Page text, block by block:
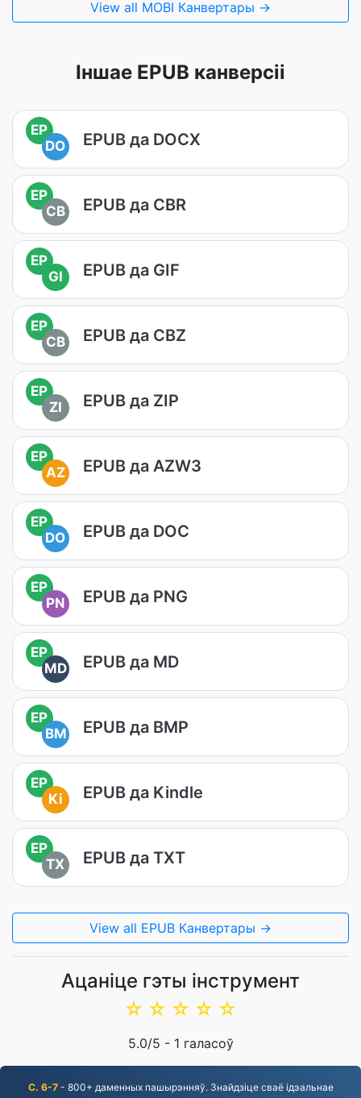
View all MOBI Канвертары →
Іншае EPUB канверсіі
EP
DO
EPUB да DOCX
EP
CB
EPUB да CBR
EP
GI
EPUB да GIF
EP
CB
EPUB да CBZ
EP
ZI
EPUB да ZIP
EP
AZ
EPUB да AZW3
EP
DO
EPUB да DOC
EP
PN
EPUB да PNG
EP
MD
EPUB да MD
EP
BM
EPUB да BMP
EP
Ki
EPUB да Kindle
EP
TX
EPUB да TXT
View all EPUB Канвертары →
Ацаніце гэты інструмент
☆
☆
☆
☆
☆
5.0/5 - 1 галасоў
С. 6-7- 800+ даменных пашырэнняў. Знайдзіце сваё ідэальнае